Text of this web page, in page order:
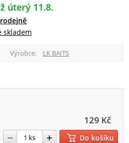
úterý 11.8.
skladem
Výrobce LK BAITS
129 Kč
Do košíku